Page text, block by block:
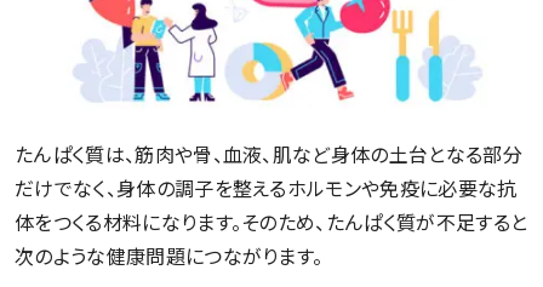
たんぱく質は、筋肉や骨、血液、肌など身体の土台となる部分
だけでなく、身体の調子を整えるホルモンや免疫に必要な抗
体をつくる材料になります。そのため、たんぱく質が不足すると
次のような健康問題につながります。